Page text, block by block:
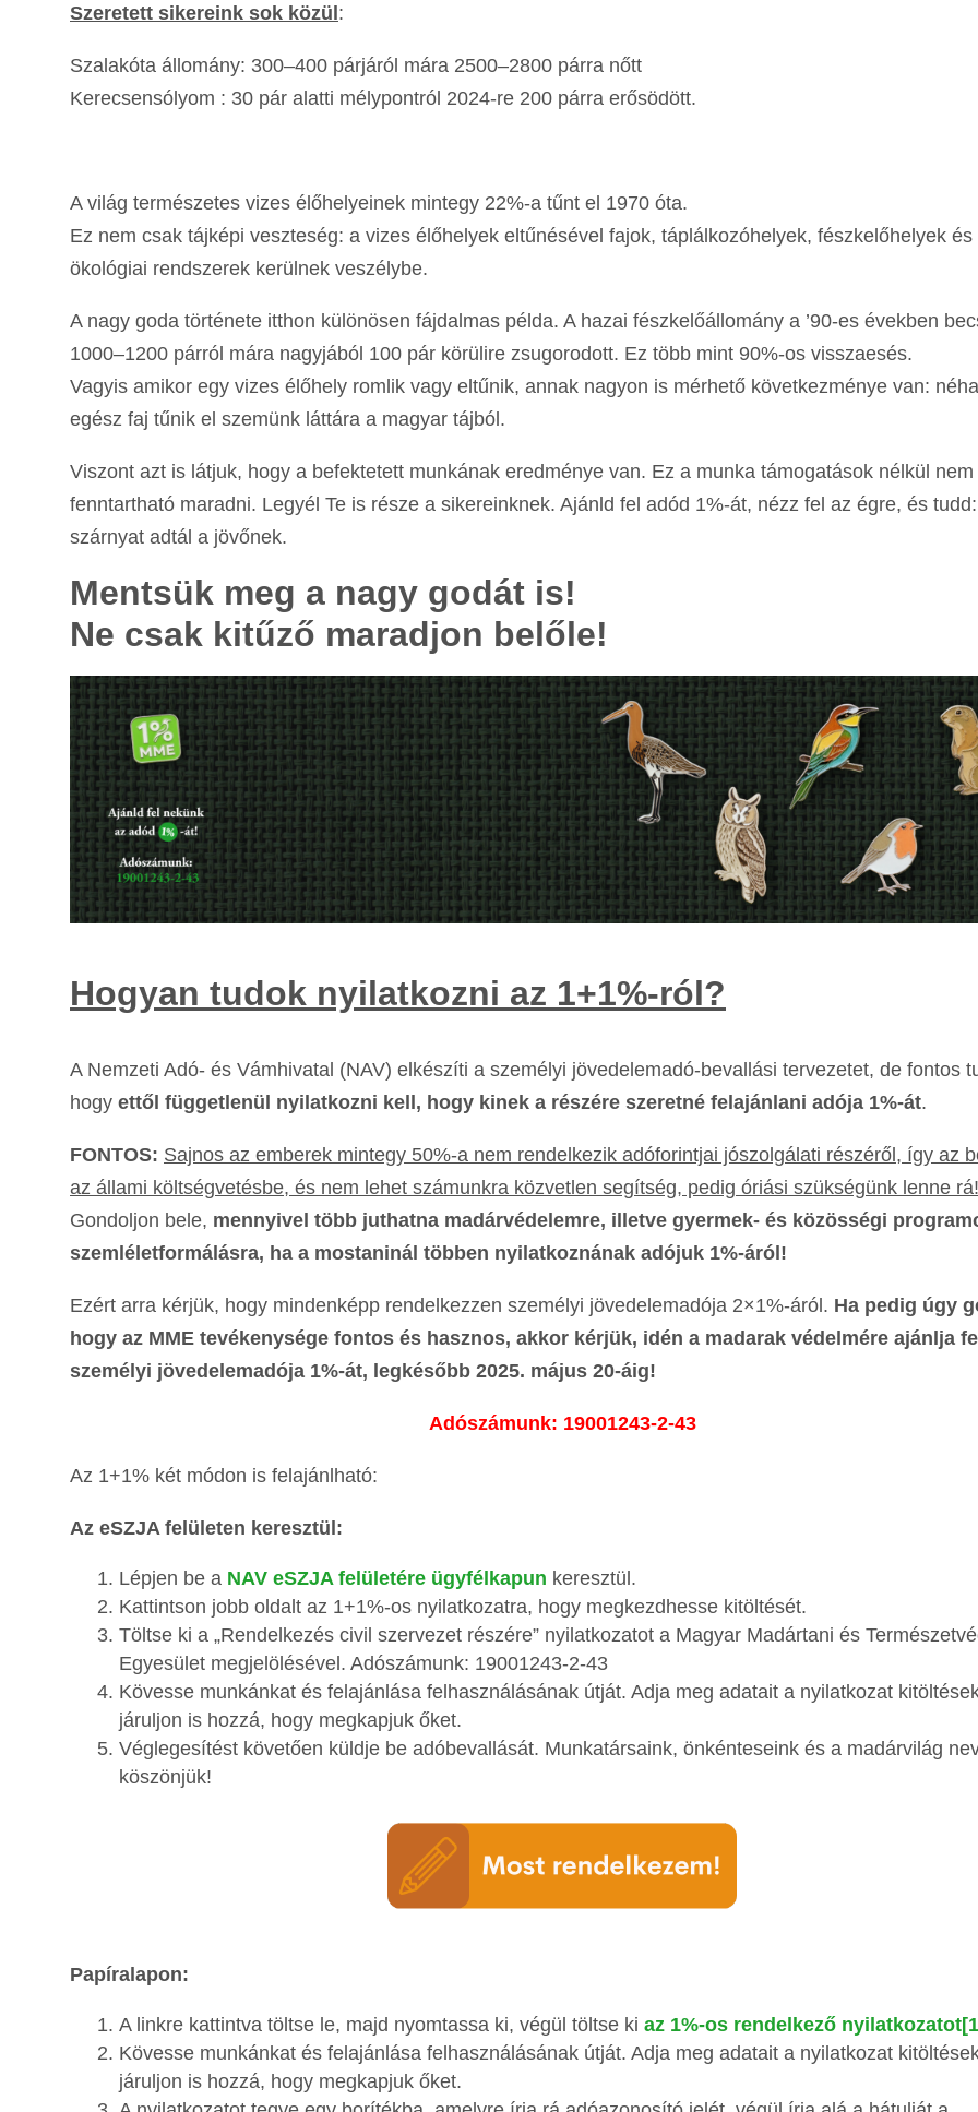
Szeretett sikereink sok közül :
Szalakóta állomány: 300–400 párjáról mára 2500–2800 párra nőtt
Kerecsensólyom : 30 pár alatti mélypontról 2024-re 200 párra erősödött.
A világ természetes vizes élőhelyeinek mintegy 22%-a tűnt el 1970 óta.
Ez nem csak tájképi veszteség: a vizes élőhelyek eltűnésével fajok, táplálkozóhelyek, fészkelőhelyek és
ökológiai rendszerek kerülnek veszélybe.
A nagy goda története itthon különösen fájdalmas példa. A hazai fészkelőállomány a ’90-es években
1000–1200 párról mára nagyjából 100 pár körülire zsugorodott. Ez több mint 90%-os visszaesés.
Vagyis amikor egy vizes élőhely romlik vagy eltűnik, annak nagyon is mérhető következménye van:
egész faj tűnik el szemünk láttára a magyar tájból.
Viszont azt is látjuk, hogy a befektetett munkának eredménye van. Ez a munka támogatások nélkül nem
fenntartható maradni. Legyél Te is része a sikereinknek. Ajánld fel adód 1%-át, nézz fel az égre, és tudd:
szárnyat adtál a jövőnek.
Mentsük meg a nagy godát is!
Ne csak kitűző maradjon belőle!
Hogyan tudok nyilatkozni az 1+1%-ról?
A Nemzeti Adó- és Vámhivatal (NAV) elkészíti a személyi jövedelemadó-bevallási tervezetet, de fontos
hogy ettől függetlenül nyilatkozni kell, hogy kinek a részére szeretné felajánlani adója 1%-át.
FONTOS: Sajnos az emberek mintegy 50%-a nem rendelkezik adóforintjai jószolgálati részéről, így az
az állami költségvetésbe, és nem lehet számunkra közvetlen segítség, pedig óriási szükségünk lenne rá!
Gondoljon bele, mennyivel több juthatna madárvédelemre, illetve gyermek- és közösségi
szemléletformálásra, ha a mostaninál többen nyilatkoznának adójuk 1%-áról!
Ezért arra kérjük, hogy mindenképp rendelkezzen személyi jövedelemadója 2×1%-áról. Ha pedig úgy
hogy az MME tevékenysége fontos és hasznos, akkor kérjük, idén a madarak védelmére ajánlja
személyi jövedelemadója 1%-át, legkésőbb 2025. május 20-áig!
Adószámunk: 19001243-2-43
Az 1+1% két módon is felajánlható:
Az eSZJA felületen keresztül:
Lépjen be a NAV eSZJA felületére ügyfélkapun keresztül.
Kattintson jobb oldalt az 1+1%-os nyilatkozatra, hogy megkezdhesse kitöltését.
Töltse ki a „Rendelkezés civil szervezet részére” nyilatkozatot a Magyar Madártani és
Egyesület megjelölésével. Adószámunk: 19001243-2-43
Kövesse munkánkat és felajánlása felhasználásának útját. Adja meg adatait a nyilatkozat
járuljon is hozzá, hogy megkapjuk őket.
Véglegesítést követően küldje be adóbevallását. Munkatársaink, önkénteseink és a madárvilág
köszönjük!
Papíralapon:
A linkre kattintva töltse le, majd nyomtassa ki, végül töltse ki az 1%-os rendelkező nyilatkozatot
Kövesse munkánkat és felajánlása felhasználásának útját. Adja meg adatait a nyilatkozat
járuljon is hozzá, hogy megkapjuk őket.